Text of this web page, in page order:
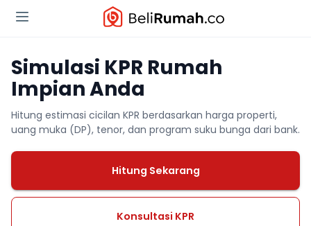
Simulasi KPR Rumah
Impian Anda
Hitung estimasi cicilan KPR berdasarkan harga properti,
uang muka (DP), tenor, dan program suku bunga dari bank.
Hitung Sekarang
Konsultasi KPR